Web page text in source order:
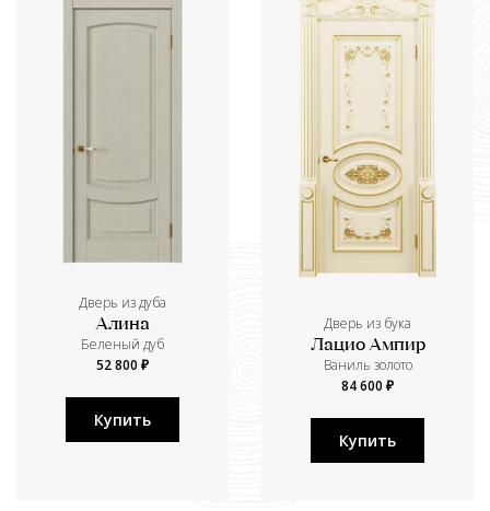
Дверь из дуба
Алина
Беленый дуб
52 800 ₽
Купить
Дверь из бука
Лацио Ампир
Ваниль золото
84 600 ₽
Купить